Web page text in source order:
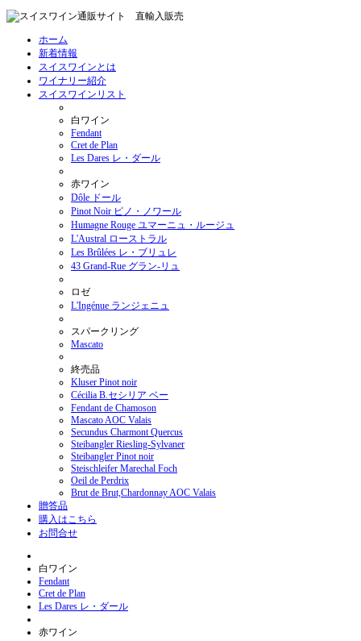
ホーム
新着情報
スイスワインとは
ワイナリー紹介
スイスワインリスト
白ワイン
Fendant
Cret de Plan
Les Dares レ・ダール
赤ワイン
Dôle ドール
Pinot Noir ピノ・ノワール
Humagne Rouge ユマーニュ・ルージュ
L'Austral ローストラル
Les Brûlées レ・ブリュレ
43 Grand-Rue グラン-リュ
ロゼ
L'Ingénue ランジェニュ
スパークリング
Mascato
終売品
Kluser Pinot noir
Cécilia B.セシリア ベー
Fendant de Chamoson
Mascato AOC Valais
Secundus Charmont Quercus
Steibangler Riesling-Sylvaner
Steibangler Pinot noir
Steischleifer Marechal Foch
Oeil de Perdrix
Brut de Brut,Chardonnay AOC Valais
贈答品
購入はこちら
お問合せ
白ワイン
Fendant
Cret de Plan
Les Dares レ・ダール
赤ワイン